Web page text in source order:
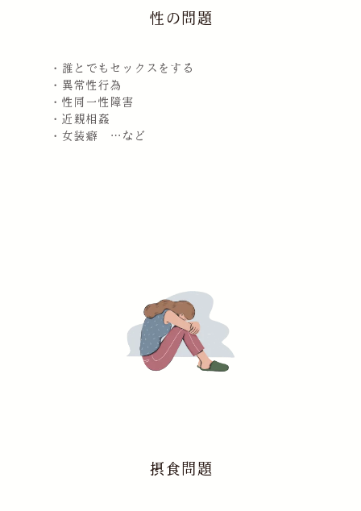
性の問題
・誰とでもセックスをする
・異常性行為
・性同一性障害
・近親相姦
・女装癖 …など
摂食問題